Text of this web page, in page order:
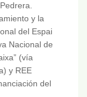
y la
del Espai
Nacional de
(vía
y REE
del